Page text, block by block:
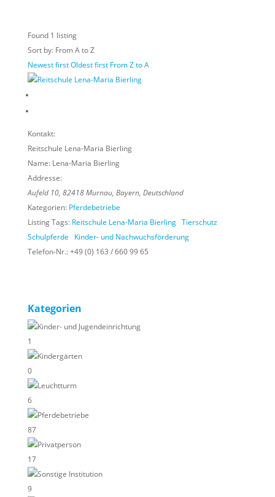
Found 1 listing
Sort by: From A to Z
Newest firstOldest first From Z to A
Kontakt:
Reitschule Lena-Maria Bierling
Name: Lena-Maria Bierling
Addresse:
Aufeld 10, 82418Murnau, Bayern, Deutschland
Kategorien: Pferdebetriebe
Listing Tags: Reitschule Lena-Maria Bierling Tierschutz
Schulpferde
Kinder- und Nachwuchsförderung
Telefon-Nr.:+49 (0) 163 / 660 99 65
Kategorien
Kinder- und Jugendeinrichtung
1
Kindergärten
0
Leuchtturm
6
Pferdebetriebe
87
Privatperson
17
Sonstige Institution
9